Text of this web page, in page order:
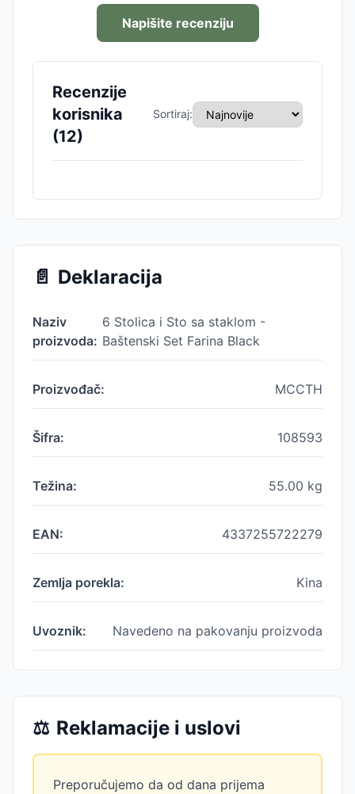
Napišite recenziju
Recenzije
korisnika
(12)
Sortiraj:
📄 Deklaracija
Naziv
proizvoda:
6 Stolica i Sto sa staklom -
Baštenski Set Farina Black
Proizvođač: MCCTH
Šifra: 108593
Težina: 55.00 kg
EAN: 4337255722279
Zemlja porekla: Kina
Uvoznik: Navedeno na pakovanju proizvoda
⚖️ Reklamacije i uslovi
Preporučujemo da od dana prijema